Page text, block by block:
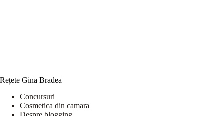
Rețete Gina Bradea
Concursuri
Cosmetica din camara